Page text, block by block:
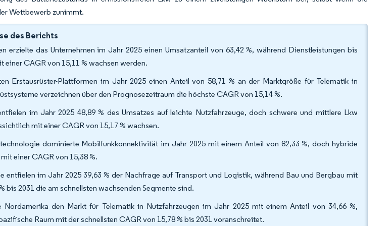
Wettbewerb zunimmt.
des Berichts
erzielte das Unternehmen im Jahr 2025 einen Umsatzanteil von 63,42 %, während Dienstleistungen bis
einer CAGR von 15,11 % wachsen werden.
Erstausrüster-Plattformen im Jahr 2025 einen Anteil von 58,71 % an der Marktgröße für Telematik in
verzeichnen über den Prognosezeitraum die höchste CAGR von 15,14 %.
im Jahr 2025 48,89 % des Umsatzes auf leichte Nutzfahrzeuge, doch schwere und mittlere Lkw
mit einer CAGR von 15,17 % wachsen.
dominierte Mobilfunkkonnektivität im Jahr 2025 mit einem Anteil von 82,33 %, doch hybride
einer CAGR von 15,38 %.
entfielen im Jahr 2025 39,63 % der Nachfrage auf Transport und Logistik, während Bau und Bergbau mit
bis 2031 die am schnellsten wachsenden Segmente sind.
Nordamerika den Markt für Telematik in Nutzfahrzeugen im Jahr 2025 mit einem Anteil von 34,66 %,
Raum mit der schnellsten CAGR von 15,78 % bis 2031 voranschreitet.